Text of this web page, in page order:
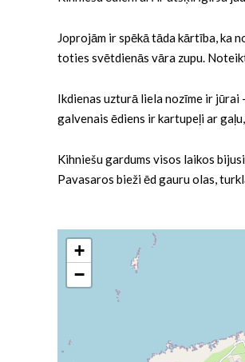
Joprojām ir spēkā tāda kārtība, ka
toties svētdienās vāra zupu.
Ikdienas uzturā liela nozīme ir jūrai
galvenais ēdiens ir kartupeļi ar
Kihniešu gardums visos laikos
Pavasaros bieži ēd gauru olas,
+
−